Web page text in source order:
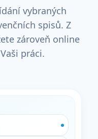
vybraných
spisů. Z
zároveň online
práci.